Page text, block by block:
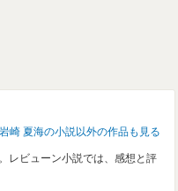
岩崎 夏海の小説以外の作品も見る
レビューン小説では、感想と評